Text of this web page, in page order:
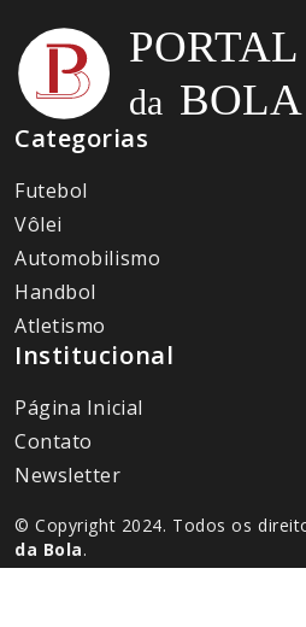
Categorias
Futebol
Vôlei
Automobilismo
Handbol
Atletismo
Institucional
Página Inicial
Contato
Newsletter
© Copyright 2024. Todos os
da Bola.